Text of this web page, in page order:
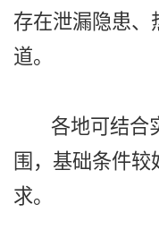
存在泄漏隐患、
道。
各地可结合实
围，基础条件
求。